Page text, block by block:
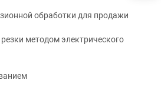
обработки для продажи
методом электрического